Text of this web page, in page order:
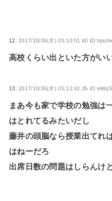
12:2017/10/26(木) 05:10:51.60
高校くらい出といた方がい
13:2017/10/26(木) 05:12:42.35
まあ今も家で学校の勉強は
はとれてるみたいだし
藤井の頭脳なら授業出てれ
はねーだろ
出席日数の問題はしらんけ